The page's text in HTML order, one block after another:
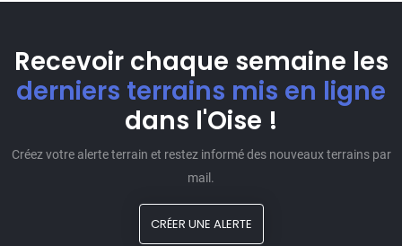
Recevoir chaque semaine les
derniers terrains mis en ligne
dans l'Oise !
Créez votre alerte terrain et restez informé des nouveaux terrains par
mail.
CRÉER UNE ALERTE